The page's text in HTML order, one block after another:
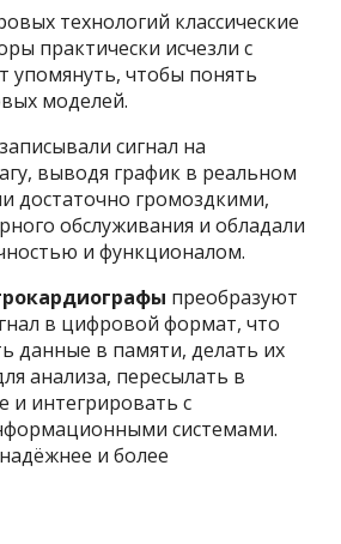
технологий классические
практически исчезли с
упомянуть, чтобы понять
моделей.
записывали сигнал на
выводя график в реальном
достаточно громоздкими,
обслуживания и обладали
и функционалом.
преобразуют
в цифровой формат, что
данные в памяти, делать их
анализа, пересылать в
и интегрировать с
системами.
и более